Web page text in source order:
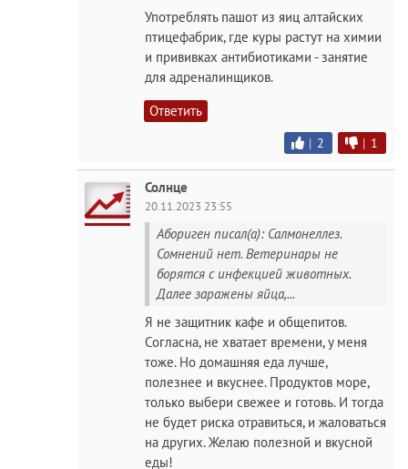
Употреблять пашот из яиц алтайских
птицефабрик, где куры растут на химии
и прививках антибиотиками - занятие
для адреналинщиков.
Ответить
| 2 | 1
Солнце
20.11.2023 23:55
Абориген писал(а): Салмонеллез.
Сомнений нет. Ветеринары не
борятся с инфекцией животных.
Далее заражены яйца,...
Я не защитник кафе и общепитов.
Согласна, не хватает времени, у меня
тоже. Но домашняя еда лучше,
полезнее и вкуснее. Продуктов море,
только выбери свежее и готовь. И тогда
не будет риска отравиться, и жаловаться
на других. Желаю полезной и вкусной
еды!